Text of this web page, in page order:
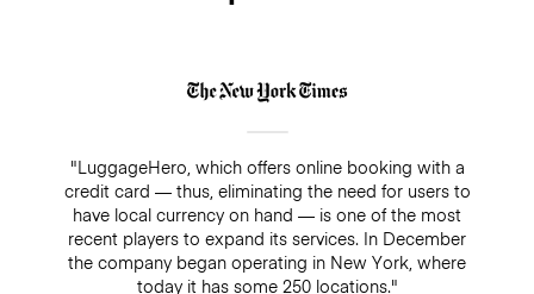
"LuggageHero, which offers online booking with a
credit card — thus, eliminating the need for users to
have local currency on hand — is one of the most
recent players to expand its services. In December
the company began operating in New York, where
today it has some 250 locations."